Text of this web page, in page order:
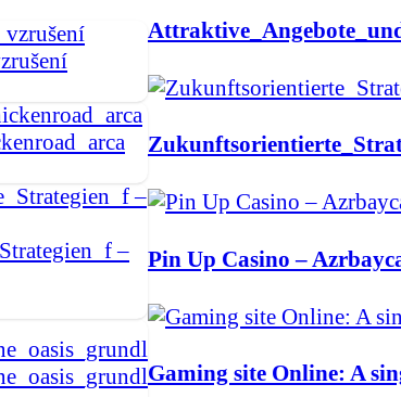
–
Pin Up Casino –
Gaming site Online: A